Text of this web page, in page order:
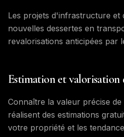
Les projets d'infrastructure et
nouvelles dessertes en
revalorisations anticipées par
Estimation et valorisation
Connaître la valeur précise
réalisent des estimations
votre propriété et les